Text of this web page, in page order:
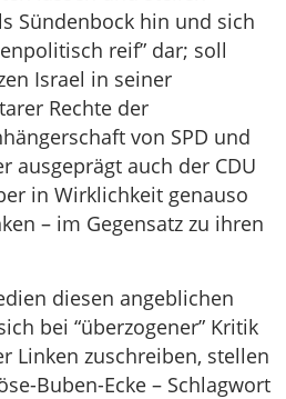
Sündenbock hin und sich
reif” dar; soll
Israel in seiner
Rechte der
von SPD und
ausgeprägt auch der CDU
in Wirklichkeit genauso
– im Gegensatz zu ihren
diesen angeblichen
bei “überzogener” Kritik
Linken zuschreiben, stellen
Buben-Ecke – Schlagwort